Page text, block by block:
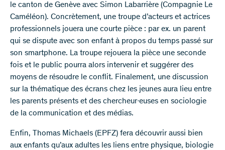
le canton de Genève avec Simon Labarrière (Compagnie Le
Caméléon). Concrètement, une troupe d’acteurs et actrices
professionnels jouera une courte pièce : par ex. un parent
qui se dispute avec son enfant à propos du temps passé sur
son smartphone. La troupe rejouera la pièce une seconde
fois et le public pourra alors intervenir et suggérer des
moyens de résoudre le conflit. Finalement, une discussion
sur la thématique des écrans chez les jeunes aura lieu entre
les parents présents et des chercheur∙euses en sociologie
de la communication et des médias.
Enfin, Thomas Michaels (EPFZ) fera découvrir aussi bien
aux enfants qu’aux adultes les liens entre physique, biologie